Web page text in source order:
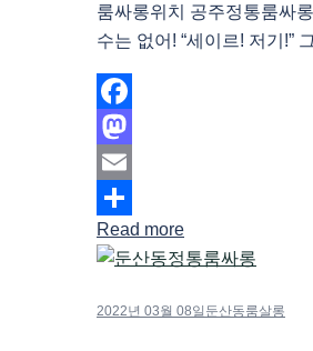
룸싸롱위치 공주정통룸싸
수는 없어! “세이르! 저기!”
Facebook
Mastodon
Email
Share
Read more
2022년 03월 08일 둔산동룸살롱